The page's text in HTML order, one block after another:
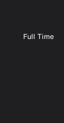
Full Time